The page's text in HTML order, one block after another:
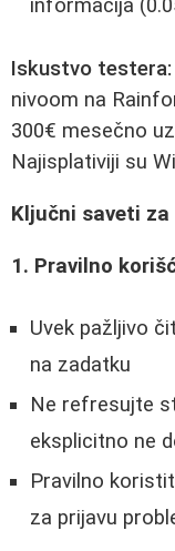
informacija
Iskustvo testera:
nivoom na
300€ mesečno
Najisplativiji su
Ključni saveti za
1. Pravilno
Uvek pažljivo
na zadatku
Ne refresujte
eksplicitno ne
Pravilno
za prijavu